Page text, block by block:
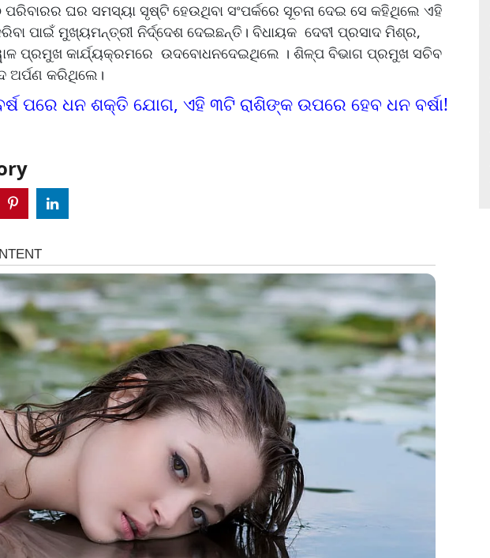
ଘର ସମସ୍ୟା ସୃଷ୍ଟି ହେଉଥିବା ସଂପର୍କରେ ସୂଚନା ଦେଇ ସେ କହିଥିଲେ ଏହି
ପାଇଁ ମୁଖ୍ୟମନ୍ତ୍ରୀ ନିର୍ଦ୍ଦେଶ ଦେଇଛନ୍ତି। ବିଧାୟକ ଦେବୀ ପ୍ରସାଦ ମିଶ୍ର,
ପ୍ରମୁଖ କାର୍ଯ୍ୟକ୍ରମରେ ଉଦବୋଧନଦେଇଥିଲେ । ଶିଳ୍ପ ବିଭାଗ ପ୍ରମୁଖ ସଚିବ
ଅର୍ପଣ କରିଥିଲେ।
ପରେ ଧନ ଶକ୍ତି ଯୋଗ, ଏହି ୩ଟି ରାଶିଙ୍କ ଉପରେ ହେବ ଧନ ବର୍ଷା!